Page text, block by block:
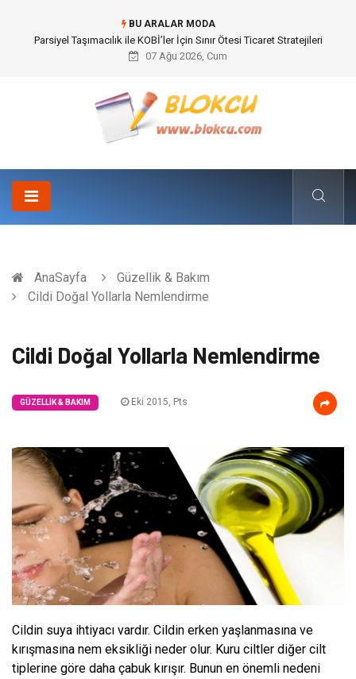
BU ARALAR MODA
Br544 ile Lastik ve Plastik Modifikasyonunda Yüksek Performans
07 Ağu 2026, Cum
AnaSayfa
Güzellik & Bakım
Cildi Doğal Yollarla Nemlendirme
Cildi Doğal Yollarla Nemlendirme
GÜZELLIK & BAKIM Eki 2015, Pts
Cildin suya ihtiyacı vardır. Cildin erken yaşlanmasına ve
kırışmasına nem eksikliği neder olur. Kuru ciltler diğer cilt
tiplerine göre daha çabuk kırışır. Bunun en önemli nedeni